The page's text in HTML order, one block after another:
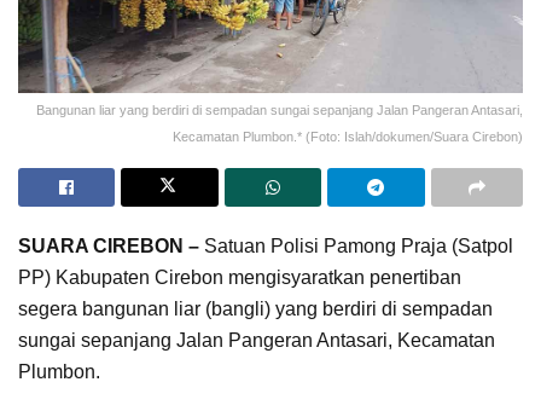
Bangunan liar yang berdiri di sempadan sungai sepanjang Jalan Pangeran Antasari,
Kecamatan Plumbon.* (Foto: Islah/dokumen/Suara Cirebon)
SUARA CIREBON – Satuan Polisi Pamong Praja (Satpol
PP) Kabupaten Cirebon mengisyaratkan penertiban
segera bangunan liar (bangli) yang berdiri di sempadan
sungai sepanjang Jalan Pangeran Antasari, Kecamatan
Plumbon.